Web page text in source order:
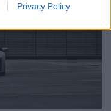
Privacy Policy